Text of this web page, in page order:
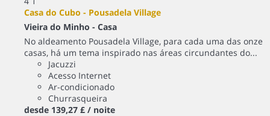
Casa do Cubo - Pousadela Village
Vieira do Minho - Casa
No aldeamento Pousadela Village, para cada uma das onze
casas, há um tema inspirado nas áreas circundantes do...
Jacuzzi
Acesso Internet
Ar-condicionado
Churrasqueira
desde 139,27 £ / noite